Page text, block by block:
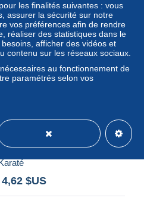
$US
les finalités suivantes : vous
assurer la sécurité sur notre
vos préférences afin de rendre
réaliser des statistiques dans le
afficher des vidéos et
contenu sur les réseaux sociaux.
au fonctionnement de
paramétrés selon vos